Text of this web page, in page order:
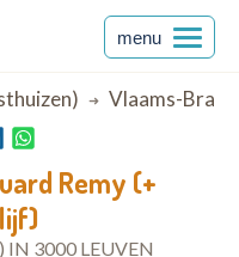
menu
Vlaams-
Remy (+
3000 LEUVEN